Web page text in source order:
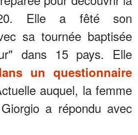
Elle a fêté son
sa tournée baptisée
dans 15 pays. Elle
un questionnaire
auquel, la femme
a répondu avec